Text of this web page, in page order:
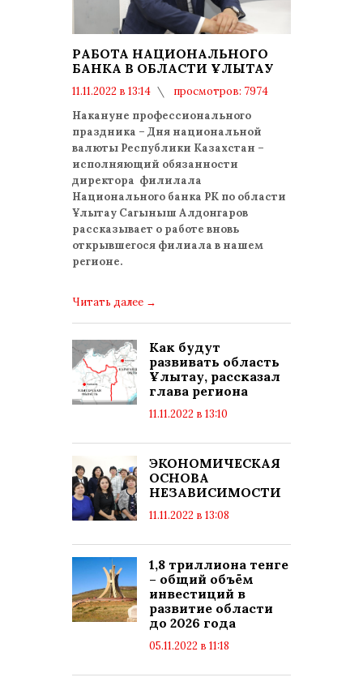
РАБОТА НАЦИОНАЛЬНОГО
БАНКА В ОБЛАСТИ ҰЛЫТАУ
11.11.2022 в 13:14
просмотров: 7974
комментариев: 0
Накануне профессионального
праздника – Дня национальной
валюты Республики Казахстан –
исполняющий обязанности
директора филилала
Национального банка РК по области
Ұлытау Сагыныш Алдонгаров
рассказывает о работе вновь
открывшегося филиала в нашем
регионе.
Читать далее →
Как будут
развивать область
Ұлытау, рассказал
глава региона
11.11.2022 в 13:10
комментариев: 0
ЭКОНОМИЧЕСКАЯ
ОСНОВА
НЕЗАВИСИМОСТИ
11.11.2022 в 13:08
комментариев: 0
1,8 триллиона тенге
– общий объём
инвестиций в
развитие области
до 2026 года
05.11.2022 в 11:18
комментариев: 0